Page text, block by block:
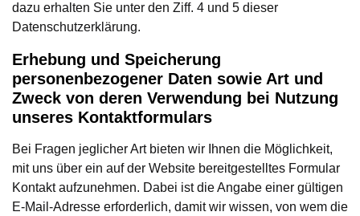
dazu erhalten Sie unter den Ziff. 4 und 5 dieser
Datenschutzerklärung.
Erhebung und Speicherung
personenbezogener Daten sowie Art und
Zweck von deren Verwendung bei Nutzung
unseres Kontaktformulars
Bei Fragen jeglicher Art bieten wir Ihnen die Möglichkeit,
mit uns über ein auf der Website bereitgestelltes Formular
Kontakt aufzunehmen. Dabei ist die Angabe einer gültigen
E-Mail-Adresse erforderlich, damit wir wissen, von wem die